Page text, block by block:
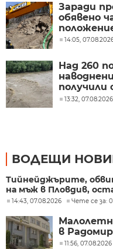
Заради
обявено
14:05,
Над 260
13:32, 07.08.2026
ВОДЕЩИ
Тийнейджърите,
на мъж в Пловдив,
14:43, 07.08.2026 Чете се за:
в Радомир
11:56, 07.08.2026